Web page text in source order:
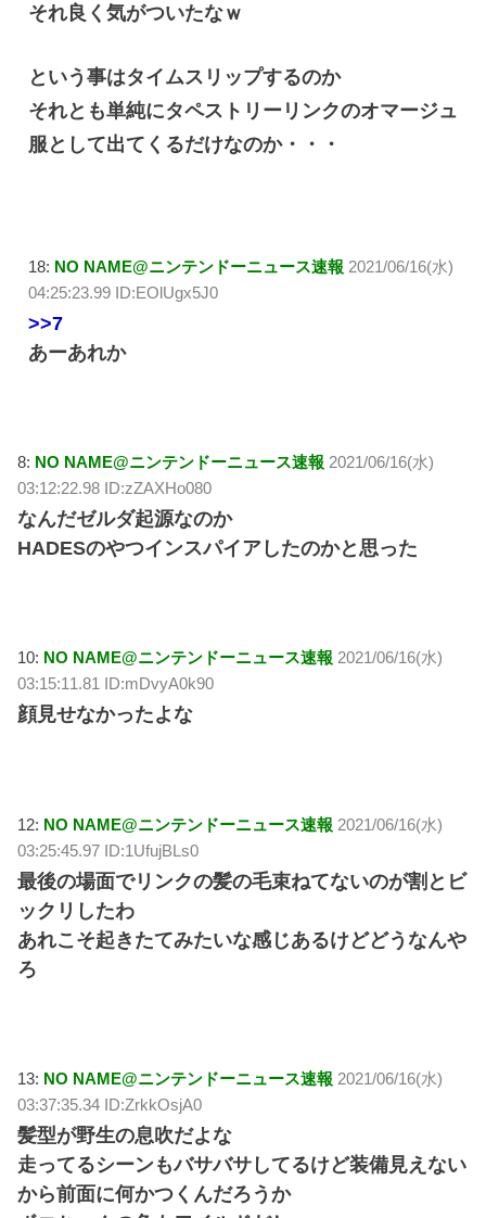
それ良く気がついたなｗ
という事はタイムスリップするのか
それとも単純にタペストリーリンクのオマージュ
服として出てくるだけなのか・・・
18: NO NAME@ニンテンドーニュース速報 2021/06/16(水)
04:25:23.99 ID:EOlUgx5J0
>>7
あーあれか
8: NO NAME@ニンテンドーニュース速報 2021/06/16(水)
03:12:22.98 ID:zZAXHo080
なんだゼルダ起源なのか
HADESのやつインスパイアしたのかと思った
10: NO NAME@ニンテンドーニュース速報 2021/06/16(水)
03:15:11.81 ID:mDvyA0k90
顔見せなかったよな
12: NO NAME@ニンテンドーニュース速報 2021/06/16(水)
03:25:45.97 ID:1UfujBLs0
最後の場面でリンクの髪の毛束ねてないのが割とビ
ックリしたわ
あれこそ起きたてみたいな感じあるけどどうなんや
ろ
13: NO NAME@ニンテンドーニュース速報 2021/06/16(水)
03:37:35.34 ID:ZrkkOsjA0
髪型が野生の息吹だよな
走ってるシーンもバサバサしてるけど装備見えない
から前面に何かつくんだろうか